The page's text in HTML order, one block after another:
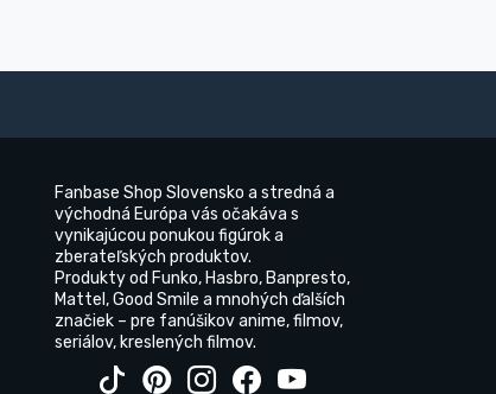
Fanbase Shop Slovensko a stredná a
východná Európa vás očakáva s
vynikajúcou ponukou figúrok a
zberateľských produktov.
Produkty od Funko, Hasbro, Banpresto,
Mattel, Good Smile a mnohých ďalších
značiek – pre fanúšikov anime, filmov,
seriálov, kreslených filmov.